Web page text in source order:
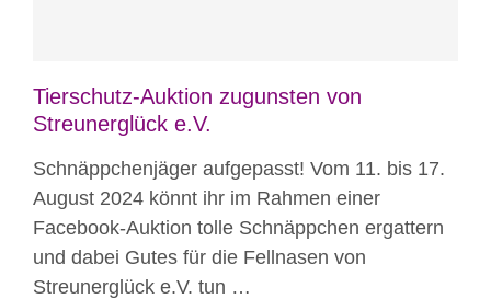
Tierschutz-Auktion zugunsten von
Streunerglück e.V.
Schnäppchenjäger aufgepasst! Vom 11. bis 17.
August 2024 könnt ihr im Rahmen einer
Facebook-Auktion tolle Schnäppchen ergattern
und dabei Gutes für die Fellnasen von
Streunerglück e.V. tun …